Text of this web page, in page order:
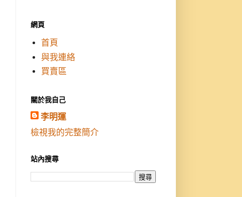
網頁
首頁
與我連絡
買賣區
關於我自己
李明運
檢視我的完整簡介
站內搜尋